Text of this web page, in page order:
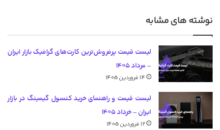
نوشته های مشابه
لیست قیمت پرفروش‌ترین کارت‌های گرافیک بازار ایران
– مرداد ۱۴۰۵
۱۴ فروردین ۱۴۰۵
لیست قیمت و راهنمای خرید کنسول گیمینگ در بازار
ایران – خرداد ۱۴۰۵
۱۲ فروردین ۱۴۰۵